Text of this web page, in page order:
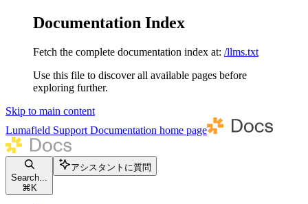
Documentation Index
Fetch the complete documentation index at: /llms.txt
Use this file to discover all available pages before
exploring further.
Skip to main content
Lumafield Support Documentation home page
Search...
⌘ K
アシスタントに質問